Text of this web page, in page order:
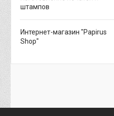
штампов
Интернет-магазин "Papirus
Shop"